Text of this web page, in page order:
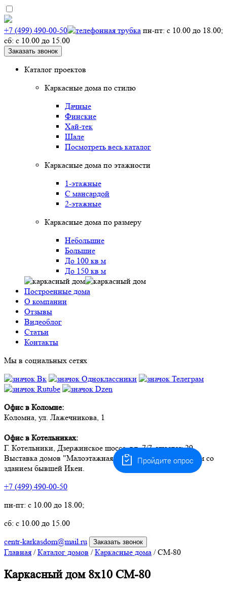
+7 (499) 490-00-50
пн-пт: с 10.00 до 18.00;
сб: с 10.00 до 15.00
Заказать звонок
Каталог проектов
Каркасные дома по стилю
Дачные
Финские
Хай-тек
Шале
Посмотреть весь каталог
Каркасные дома по этажности
1-этажные
С мансардой
2-этажные
Каркасные дома по размеру
Небольшие
Большие
До 100 кв м
До 150 кв м
Построенные дома
О компании
Отзывы
Видеоблог
Статьи
Контакты
Мы в социальных сетях
Офис в Коломне:
Коломна, ул. Лажечникова, 1
Офис в Котельниках:
Г. Котельники, Дзержинское шоссе, вл. 7/7, участок 29.
Выставка домов "Малоэтажная страна" Белая дача. Рядом со
зданием бывшей Икеи.
+7 (499) 490-00-50
пн-пт: с 10.00 до 18.00;
сб: с 10.00 до 15.00
centr-karkasdom@mail.ru
Заказать звонок
Главная /Каталог домов /Каркасные дома /СМ-80
Каркасный дом 8х10 СМ-80
Пройдите опрос